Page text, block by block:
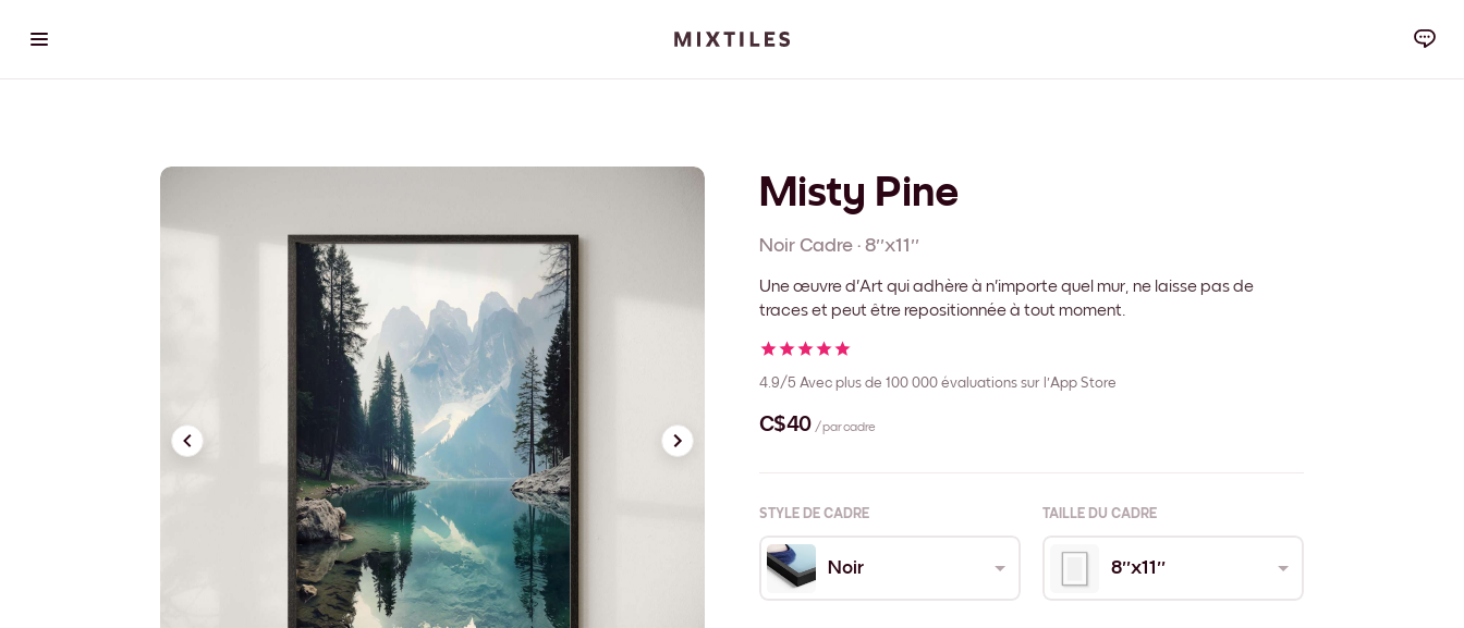
Misty Pine
Noir Cadre · 8''x11''
Une œuvre d'Art qui adhère à n'importe quel mur, ne laisse pas de
traces et peut être repositionnée à tout moment.
4.9/5 Avec plus de 100 000 évaluations sur l'App Store
C$40 / par cadre
STYLE DE CADRE TAILLE DU CADRE
Noir 8''x11''